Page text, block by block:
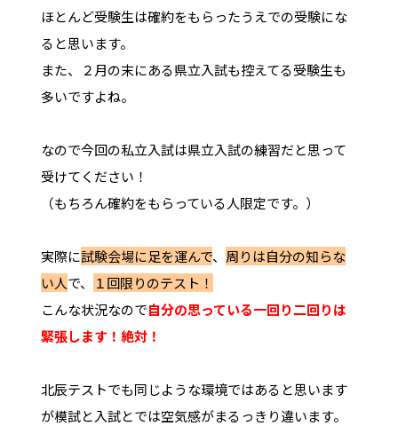
ほとんど受験生は確約をもらったうえでの受験にな
ると思います。
また、２月の末にある県立入試も控えてる受験生も
多いですよね。
なので今回の私立入試は県立入試の練習だと思って
受けてください！
（もちろん確約をもらっている人限定です。）
実際に試験会場に足を運んで、 周りは自分の知らな
い人で、
１回限りのテスト！
こんな状況なので自分の思っている一回り二回りは
緊張します！絶対！
北辰テストでも同じような環境ではあると思います
が模試と入試とでは空気感がまるっきり違います。